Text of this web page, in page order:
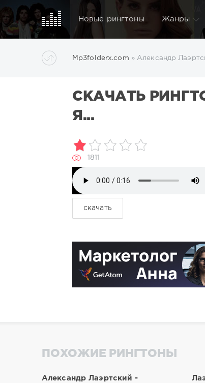
Новые рингтоны Жанры
Mp3folderx.com » Александр
СКАЧАТЬ
Я...
1811
скачать
ПОХОЖИЕ РИНГТОНЫ
Александр Лаэртский -